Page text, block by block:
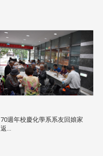
70週年校慶化學系系友回娘家
返...